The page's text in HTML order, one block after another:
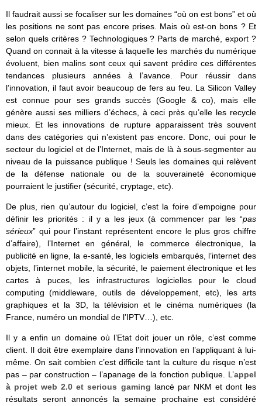
Il faudrait aussi se focaliser sur les domaines “où on est bons” et où
les positions ne sont pas encore prises. Mais où est-on bons ? Et
selon quels critères ? Technologiques ? Parts de marché, export ?
Quand on connait à la vitesse à laquelle les marchés du numérique
évoluent, bien malins sont ceux qui savent prédire ces différentes
tendances plusieurs années à l’avance. Pour réussir dans
l’innovation, il faut avoir beaucoup de fers au feu. La Silicon Valley
est connue pour ses grands succès (Google & co), mais elle
génère aussi ses milliers d’échecs, à ceci près qu’elle les recycle
mieux. Et les innovations de rupture apparaissent très souvent
dans des catégories qui n’existent pas encore. Donc, oui pour le
secteur du logiciel et de l’Internet, mais de là à sous-segmenter au
niveau de la puissance publique ! Seuls les domaines qui relèvent
de la défense nationale ou de la souveraineté économique
pourraient le justifier (sécurité, cryptage, etc).
De plus, rien qu’autour du logiciel, c’est la foire d’empoigne pour
définir les priorités : il y a les jeux (à commencer par les “pas
sérieux” qui pour l’instant représentent encore le plus gros chiffre
d’affaire), l’Internet en général, le commerce électronique, la
publicité en ligne, la e-santé, les logiciels embarqués, l’internet des
objets, l’internet mobile, la sécurité, le paiement électronique et les
cartes à puces, les infrastructures logicielles pour le cloud
computing (middleware, outils de développement, etc), les arts
graphiques et la 3D, la télévision et le cinéma numériques (la
France, numéro un mondial de l’IPTV…), etc.
Il y a enfin un domaine où l’Etat doit jouer un rôle, c’est comme
client. Il doit être exemplaire dans l’innovation en l’appliquant à lui-
même. On sait combien c’est difficile tant la culture du risque n’est
pas – par construction – l’apanage de la fonction publique. L’appel
à projet web 2.0 et serious gaming lancé par NKM et dont les
résultats seront annoncés la semaine prochaine est considéré